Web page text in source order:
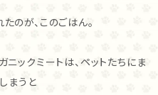
のが、このごはん。
ックミートは、ペットたちにま
まうと